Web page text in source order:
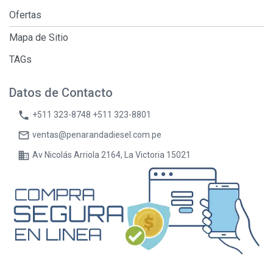
Ofertas
Mapa de Sitio
TAGs
Datos de Contacto
phone +511 323-8748 +511 323-8801
mail_outline ventas@penarandadiesel.com.pe
business Av Nicolás Arriola 2164, La Victoria 15021